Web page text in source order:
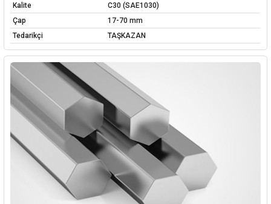
Kalite
C30 (SAE1030)
Çap
17-70 mm
Tedarikçi
TAŞKAZAN